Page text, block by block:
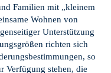
Familien mit „kleinem
Wohnen von
Unterstützung
richten sich
so
Verfügung stehen, die